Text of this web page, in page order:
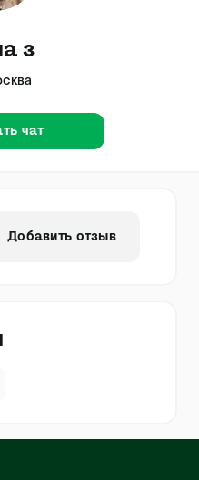
з
чат
Добавить отзыв